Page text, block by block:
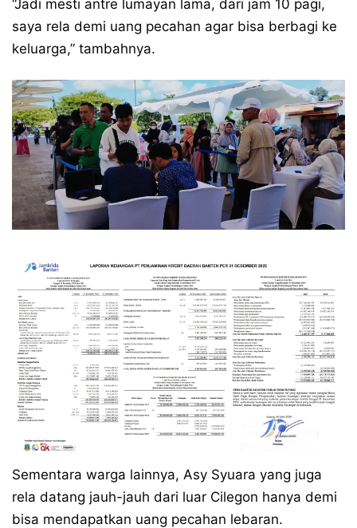
“Jadi mesti antre lumayan lama, dari jam 10 pagi,
saya rela demi uang pecahan agar bisa berbagi ke
keluarga,” tambahnya.
Sementara warga lainnya, Asy Syuara yang juga
rela datang jauh-jauh dari luar Cilegon hanya demi
bisa mendapatkan uang pecahan lebaran.